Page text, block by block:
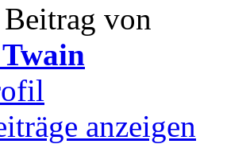
von
anzeigen